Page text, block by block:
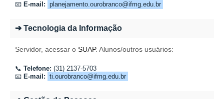
📧 E-mail: planejamento.ourobranco@ifmg.edu.br
➔ Tecnologia da Informação
Servidor, acessar o SUAP. Alunos/outros usuários:
📞 Telefone: (31) 2137-5703
📧 E-mail: ti.ourobranco@ifmg.edu.br